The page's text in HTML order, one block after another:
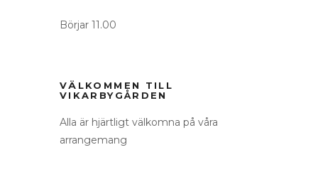
Börjar 11.00
VÄLKOMMEN TILL
VIKARBYGÅRDEN
Alla är hjärtligt välkomna på våra
arrangemang